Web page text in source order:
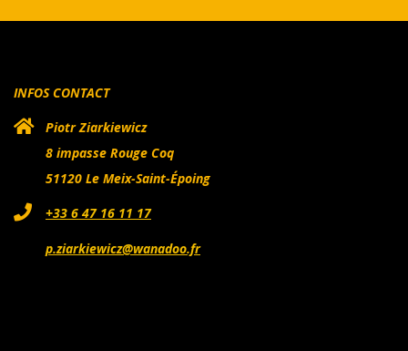
INFOS CONTACT
Piotr Ziarkiewicz
8 impasse Rouge Coq
51120 Le Meix-Saint-Époing
+33 6 47 16 11 17
p.ziarkiewicz@wanadoo.fr